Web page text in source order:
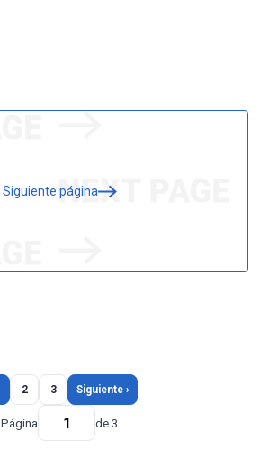
Siguiente página
2 3 Siguiente ›
Página de 3